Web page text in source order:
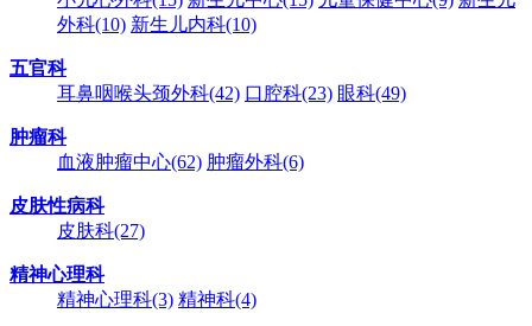
外科(10) 新生儿内科(10)
五官科
耳鼻咽喉头颈外科(42) 口腔科(23) 眼科(49)
肿瘤科
血液肿瘤中心(62) 肿瘤外科(6)
皮肤性病科
皮肤科(27)
精神心理科
精神心理科(3) 精神科(4)